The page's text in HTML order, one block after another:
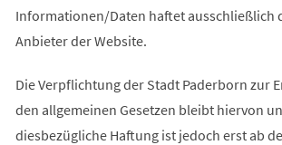
Informationen/Daten haftet ausschließlich
Anbieter der Website.
Die Verpflichtung der Stadt Paderborn zur
den allgemeinen Gesetzen bleibt hiervon
diesbezügliche Haftung ist jedoch erst ab